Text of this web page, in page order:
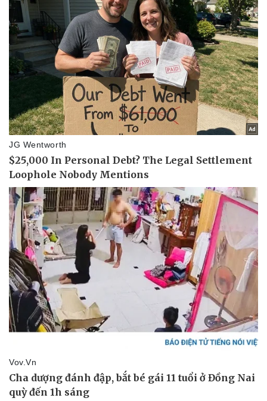
Doanh nghiệp
Thông tin doanh nghiệp
Doanh nghiệp 24h
Doanh nhân
Vì cộng đồng
Công nghệ
Sành điệu
Tin Công nghệ
Trải nghiệm
Chuyển đổi số